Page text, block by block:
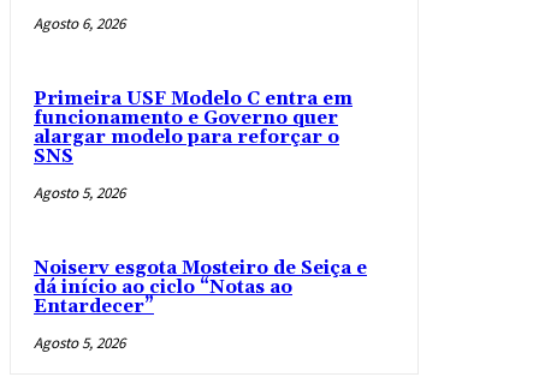
Agosto 6, 2026
Primeira USF Modelo C entra em
funcionamento e Governo quer
alargar modelo para reforçar o
SNS
Agosto 5, 2026
Noiserv esgota Mosteiro de Seiça e
dá início ao ciclo “Notas ao
Entardecer”
Agosto 5, 2026